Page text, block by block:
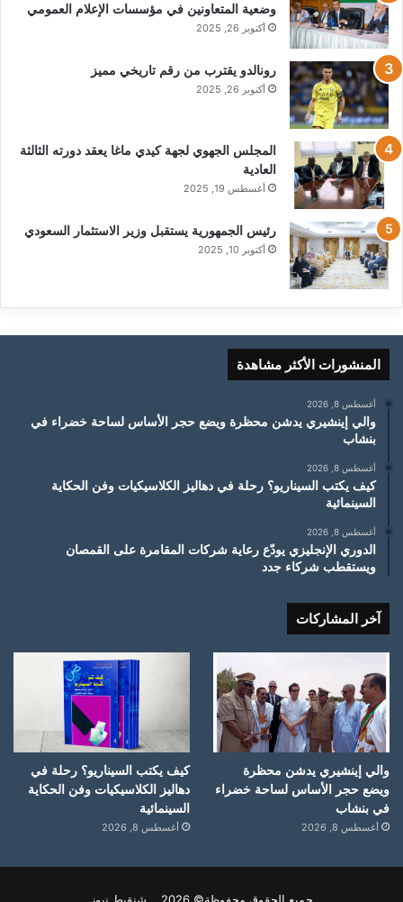
وضعية المتعاونين في مؤسسات الإعلام العمومي
أكتوبر 26, 2025
رونالدو يقترب من رقم تاريخي مميز
أكتوبر 26, 2025
المجلس الجهوي لجهة كيدي ماغا يعقد دورته الثالثة
العادية
أغسطس 19, 2025
رئيس الجمهورية يستقبل وزير الاستثمار السعودي
أكتوبر 10, 2025
المنشورات الأكثر مشاهدة
أغسطس 8, 2026
والي إينشيري يدشن محظرة ويضع حجر الأساس لساحة خضراء في
بنشاب
أغسطس 8, 2026
كيف يكتب السيناريو؟ رحلة في دهاليز الكلاسيكيات وفن الحكاية
السينمائية
أغسطس 8, 2026
الدوري الإنجليزي يودّع رعاية شركات المقامرة على القمصان
ويستقطب شركاء جدد
آخر المشاركات
والي إينشيري يدشن محظرة
ويضع حجر الأساس لساحة خضراء
في بنشاب
أغسطس 8, 2026
كيف يكتب السيناريو؟ رحلة في
دهاليز الكلاسيكيات وفن الحكاية
السينمائية
أغسطس 8, 2026